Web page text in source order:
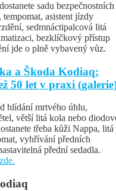
sadu bezpečnostních
tempomat, asistent jízdy
sedmnáctipalcová litá
bezklíčkový přístup
jde o plně vybavený vůz.
a Škoda Kodiaq:
50 let v praxi
hlídání mrtvého úhlu,
větší litá kola nebo
třeba kůži Nappa, litá
vyhřívání předních
přední sedadla.